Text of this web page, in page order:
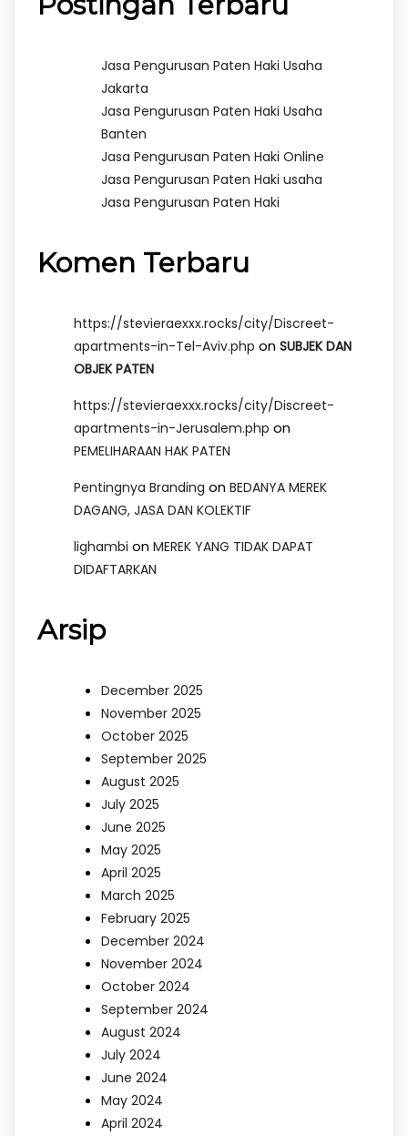
Jasa Pengurusan Paten Haki Usaha
Jakarta
Jasa Pengurusan Paten Haki Usaha
Banten
Jasa Pengurusan Paten Haki Online
Jasa Pengurusan Paten Haki usaha
Jasa Pengurusan Paten Haki
Komen Terbaru
https://stevieraexxx.rocks/city/Discreet-
apartments-in-Tel-Aviv.php on SUBJEK DAN
OBJEK PATEN
https://stevieraexxx.rocks/city/Discreet-
apartments-in-Jerusalem.php on
PEMELIHARAAN HAK PATEN
Pentingnya Branding on BEDANYA MEREK
DAGANG, JASA DAN KOLEKTIF
lighambi on MEREK YANG TIDAK DAPAT
DIDAFTARKAN
Arsip
December 2025
November 2025
October 2025
September 2025
August 2025
July 2025
June 2025
May 2025
April 2025
March 2025
February 2025
December 2024
November 2024
October 2024
September 2024
August 2024
July 2024
June 2024
May 2024
April 2024